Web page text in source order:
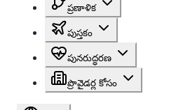
ప్రణాళిక
పుస్తకం
పునరుద్ధరణ
ప్రొవైడర్ల కోసం